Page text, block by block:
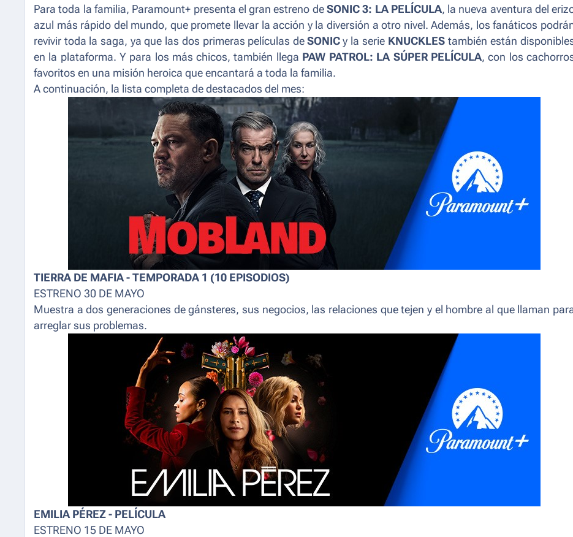
Para toda la familia, Paramount+ presenta el gran estreno de SONIC 3: LA PELÍCULA, la nueva aventura del
azul más rápido del mundo, que promete llevar la acción y la diversión a otro nivel. Además, los fanáticos
revivir toda la saga, ya que las dos primeras películas de SONIC y la serie KNUCKLES también están
en la plataforma. Y para los más chicos, también llega PAW PATROL: LA SÚPER PELÍCULA, con los
favoritos en una misión heroica que encantará a toda la familia.
A continuación, la lista completa de destacados del mes:
TIERRA DE MAFIA - TEMPORADA 1 (10 EPISODIOS)
ESTRENO 30 DE MAYO
Muestra a dos generaciones de gánsteres, sus negocios, las relaciones que tejen y el hombre al que llaman
arreglar sus problemas.
EMILIA PÉREZ - PELÍCULA
ESTRENO 15 DE MAYO